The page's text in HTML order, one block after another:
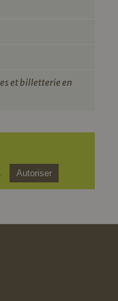
et billetterie en
Autoriser